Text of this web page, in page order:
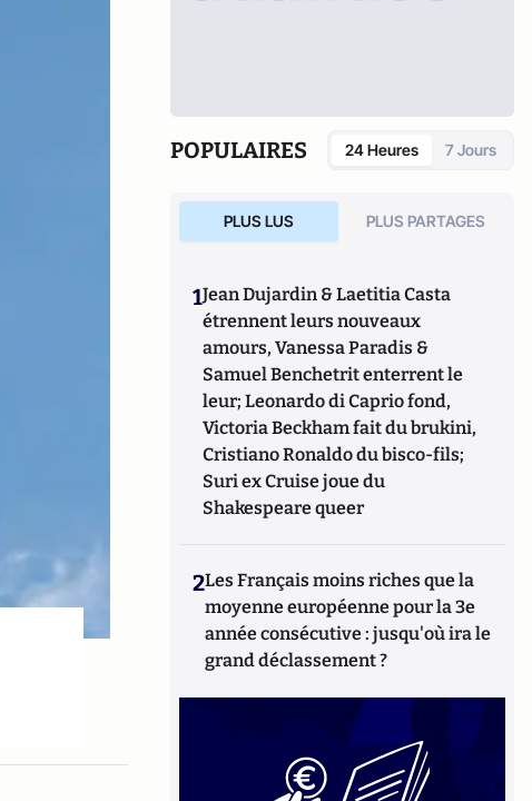
POPULAIRES 24 Heures 7 Jours
PLUS LUS PLUS PARTAGES
1Jean Dujardin & Laetitia Casta
étrennent leurs nouveaux
amours, Vanessa Paradis &
Samuel Benchetrit enterrent le
leur; Leonardo di Caprio fond,
Victoria Beckham fait du brukini,
Cristiano Ronaldo du bisco-fils;
Suri ex Cruise joue du
Shakespeare queer
2Les Français moins riches que la
moyenne européenne pour la 3e
année consécutive : jusqu'où ira le
grand déclassement ?